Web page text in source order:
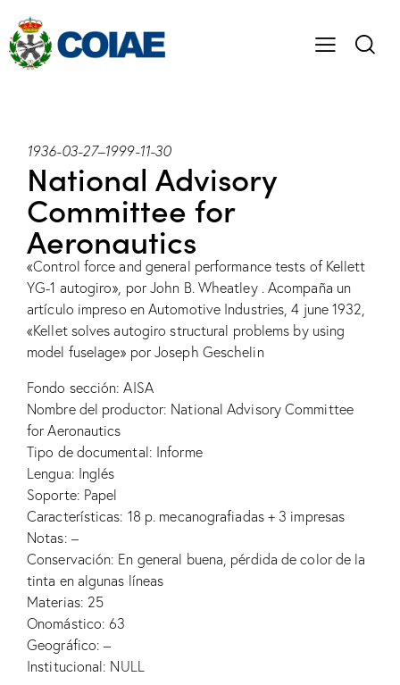
1936-03-27–1999-11-30
National Advisory
Committee for
Aeronautics
«Control force and general performance tests of Kellett
YG-1 autogiro», por John B. Wheatley . Acompaña un
artículo impreso en Automotive Industries, 4 june 1932,
«Kellet solves autogiro structural problems by using
model fuselage» por Joseph Geschelin
Fondo sección: AISA
Nombre del productor: National Advisory Committee
for Aeronautics
Tipo de documental: Informe
Lengua: Inglés
Soporte: Papel
Características: 18 p. mecanografiadas + 3 impresas
Notas: –
Conservación: En general buena, pérdida de color de la
tinta en algunas líneas
Materias: 25
Onomástico: 63
Geográfico: –
Institucional: NULL